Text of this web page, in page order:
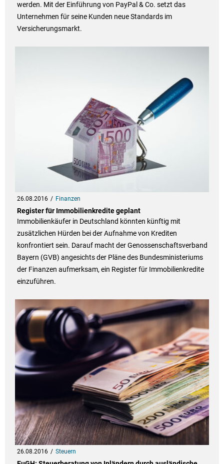
werden. Mit der Einführung von PayPal & Co. setzt das
Unternehmen für seine Kunden neue Standards im
Versicherungsmarkt.
26.08.2016 Finanzen
Register für Immobilienkredite geplant
Immobilienkäufer in Deutschland könnten künftig mit
zusätzlichen Hürden bei der Aufnahme von Krediten
konfrontiert sein. Darauf macht der Genossenschaftsverband
Bayern (GVB) angesichts der Pläne des Bundesministeriums
der Finanzen aufmerksam, ein Register für Immobilienkredite
einzuführen.
26.08.2016 Steuern